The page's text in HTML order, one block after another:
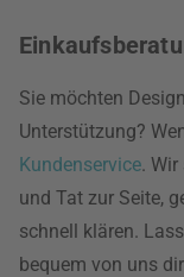
Sie möchten
Unterstützung?
Kundenservice.
und Tat zur Seite,
schnell klären.
bequem von uns